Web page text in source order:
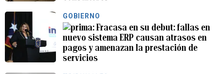
GOBIERNO
Fracasa en su debut: fallas en
nuevo sistema ERP causan atrasos en
pagos y amenazan la prestación de
servicios